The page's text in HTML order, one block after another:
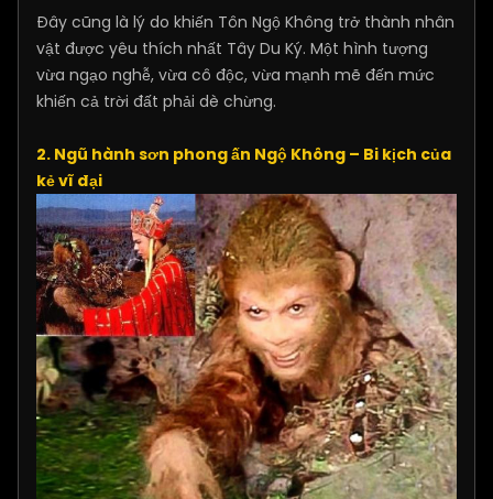
Đây cũng là lý do khiến Tôn Ngộ Không trở thành nhân
vật được yêu thích nhất Tây Du Ký. Một hình tượng
vừa ngạo nghễ, vừa cô độc, vừa mạnh mẽ đến mức
khiến cả trời đất phải dè chừng.
2. Ngũ hành sơn phong ấn Ngộ Không – Bi kịch của
kẻ vĩ đại